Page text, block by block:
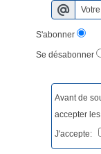
S'abonner
Se désabonner
Avant de
accepter les
J'accepte: